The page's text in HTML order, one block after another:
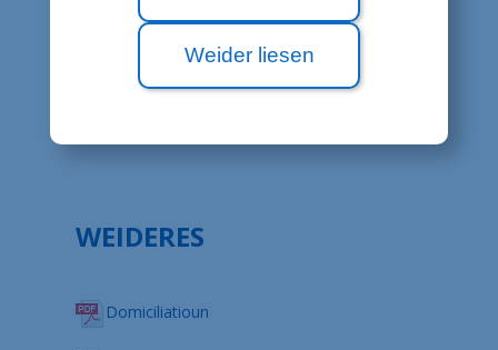
Weider liesen
Spezifesch Geschäftsbedingung fir LOLTV
15/09/2020)
Rechtlech Hiweiser
WEIDERES
Domiciliatioun